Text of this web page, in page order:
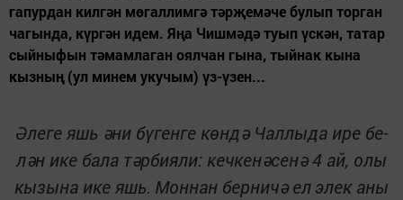
га­пур­дан кил­гән мө­гал­лим­гә тәр­җе­мә­че бу­лып тор­ган
ча­гын­да, күр­гән идем. Яңа Чиш­мә­дә ту­ып үс­кән, та­тар
сый­ны­фын тә­мам­ла­ган оял­чан гы­на, тый­нак кы­на
кыз­ның (ул ми­нем уку­чым) үз-үзен...
Ә­ле­ге яшь әни бү­ген­ге көн­дә Чал­лы­да ире бе­
лән ике ба­ла тәр­би­я­ли: кеч­ке­нә­се­нә 4 ай, олы
кы­зы­на ике яшь. Мон­нан бер­ни­чә елэлек аны